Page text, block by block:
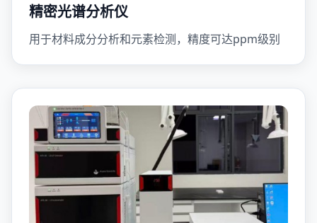
精密光谱分析仪
用于材料成分分析和元素检测，精度可达ppm级别